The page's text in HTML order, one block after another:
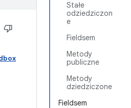
Stałe
odziedziczon
e
Fieldsem
Metody
publiczne
Metody
dziedziczone
Fieldsem